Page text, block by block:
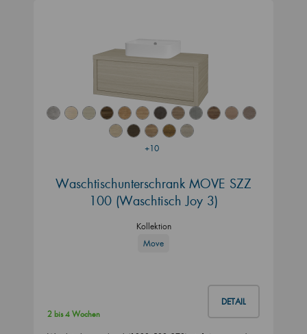
+10
Waschtischunterschrank MOVE SZZ
100 (Waschtisch Joy 3)
Kollektion
Move
DETAIL
2 bis 4 Wochen